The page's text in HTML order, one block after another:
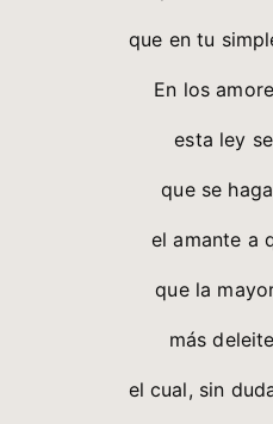
que en tu
En los
esta ley
que se
el amante a
que la
más
el cual, sin